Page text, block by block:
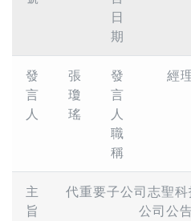
日
期
發
言
人
張
瓊
瑤
發
言
人
職
稱
經
主
旨
代重要子公司志聖
公司公